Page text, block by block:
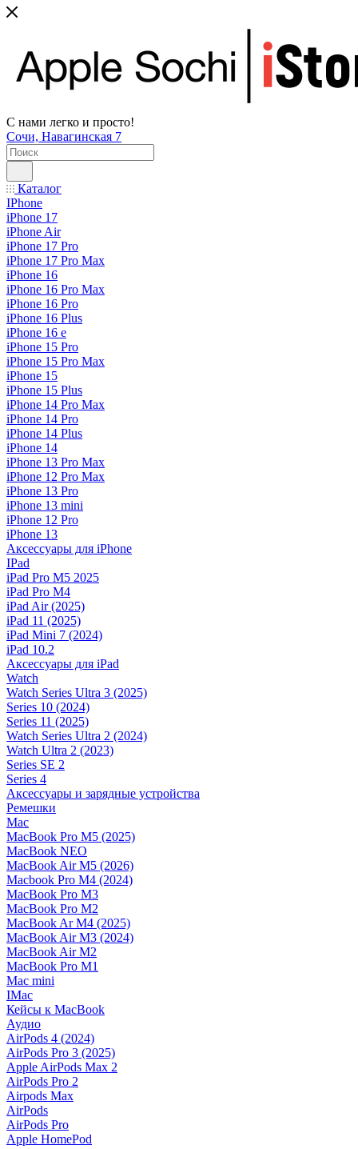
С нами легко и просто!
Сочи, Навагинская 7
Каталог
IPhone
iPhone 17
iPhone Air
iPhone 17 Pro
iPhone 17 Pro Max
iPhone 16
iPhone 16 Pro Max
iPhone 16 Pro
iPhone 16 Plus
iPhone 16 e
iPhone 15 Pro
iPhone 15 Pro Max
iPhone 15
iPhone 15 Plus
iPhone 14 Pro Max
iPhone 14 Pro
iPhone 14 Plus
iPhone 14
iPhone 13 Pro Max
iPhone 12 Pro Max
iPhone 13 Pro
iPhone 13 mini
iPhone 12 Pro
iPhone 13
Аксессуары для iPhone
IPad
iPad Pro M5 2025
iPad Pro M4
iPad Air (2025)
iPad 11 (2025)
iPad Mini 7 (2024)
iPad 10.2
Аксессуары для iPad
Watch
Watch Series Ultra 3 (2025)
Series 10 (2024)
Series 11 (2025)
Watch Series Ultra 2 (2024)
Watch Ultra 2 (2023)
Series SE 2
Series 4
Аксессуары и зарядные устройства
Ремешки
Mac
MacBook Pro M5 (2025)
MacBook NEO
MacBook Air M5 (2026)
Macbook Pro M4 (2024)
MacBook Pro M3
MacBook Pro M2
MacBook Ar M4 (2025)
MacBook Air M3 (2024)
MacBook Air M2
MacBook Pro M1
Mac mini
IMac
Кейсы к MacBook
Аудио
AirPods 4 (2024)
AirPods Pro 3 (2025)
Apple AirPods Max 2
AirPods Pro 2
Airpods Max
AirPods
AirPods Pro
Apple HomePod